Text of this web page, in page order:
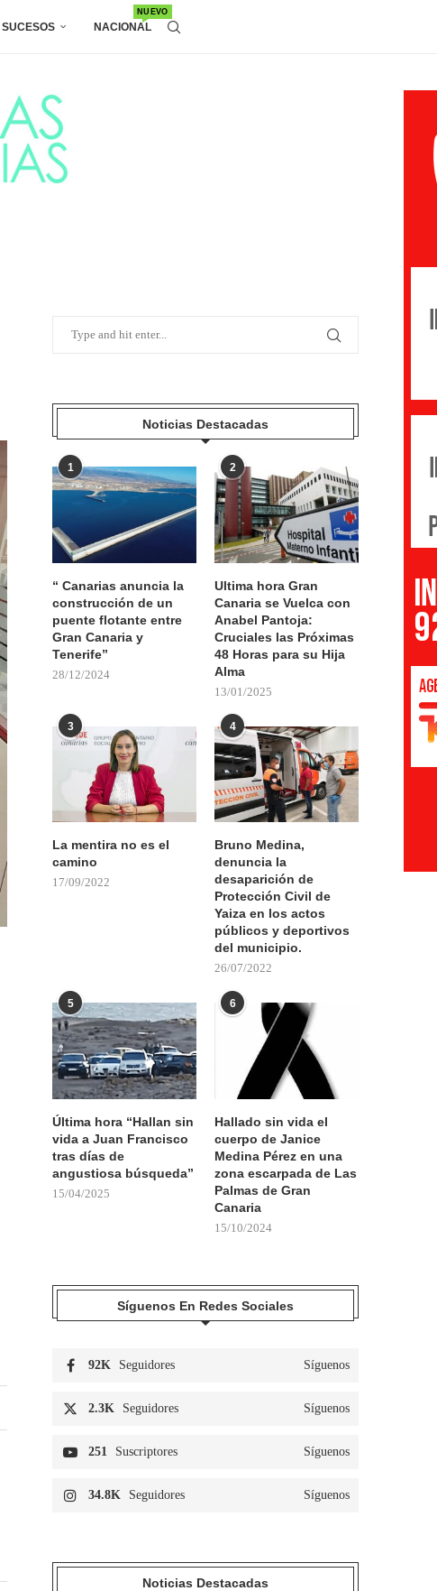
SUCESOS NACIONAL
NUEVO
Noticias Destacadas
1
“ Canarias anuncia la
construcción de un
puente flotante entre
Gran Canaria y
Tenerife”
28/12/2024
2
Ultima hora Gran
Canaria se Vuelca con
Anabel Pantoja:
Cruciales las Próximas
48 Horas para su Hija
Alma
13/01/2025
3
La mentira no es el
camino
17/09/2022
4
Bruno Medina,
denuncia la
desaparición de
Protección Civil de
Yaiza en los actos
públicos y deportivos
del municipio.
26/07/2022
5
Última hora “Hallan sin
vida a Juan Francisco
tras días de
angustiosa búsqueda”
15/04/2025
6
Hallado sin vida el
cuerpo de Janice
Medina Pérez en una
zona escarpada de Las
Palmas de Gran
Canaria
15/10/2024
Síguenos En Redes Sociales
92K Seguidores Síguenos
2.3K Seguidores Síguenos
251 Suscriptores Síguenos
34.8K Seguidores Síguenos
Noticias Destacadas